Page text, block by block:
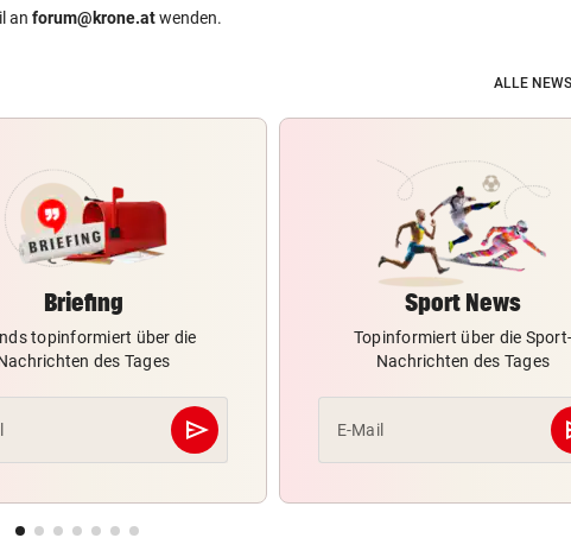
an forum@krone.atwenden.
ALLE
Briefing
topinformiert über die
des Tages
send
Abschicken
Sport News
Topinformiert über die Sport-
Nachrichten des Tages
E-Mail